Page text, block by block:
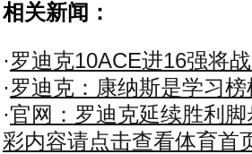
相关新闻：
·罗迪克10ACE进16强将
·罗迪克：康纳斯是学习
·官网：罗迪克延续胜利
彩内容请点击查看体育首